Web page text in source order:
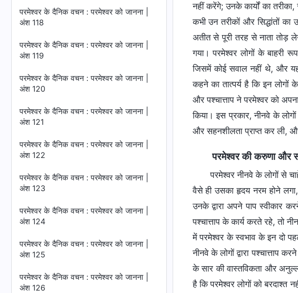
परमेश्वर के दैनिक वचन : परमेश्वर को जानना |
अंश 118
परमेश्वर के दैनिक वचन : परमेश्वर को जानना |
अंश 119
परमेश्वर के दैनिक वचन : परमेश्वर को जानना |
अंश 120
परमेश्वर के दैनिक वचन : परमेश्वर को जानना |
अंश 121
परमेश्वर के दैनिक वचन : परमेश्वर को जानना |
अंश 122
परमेश्वर के दैनिक वचन : परमेश्वर को जानना |
अंश 123
परमेश्वर के दैनिक वचन : परमेश्वर को जानना |
अंश 124
परमेश्वर के दैनिक वचन : परमेश्वर को जानना |
अंश 125
परमेश्वर के दैनिक वचन : परमेश्वर को जानना |
अंश 126
नहीं करेंगे; उनके कार्यों का
कभी उन तरीकों और सिद्धांतों
अतीत से पूरी तरह से नाता तोड़
गया। परमेश्वर लोगों के बाहरी
जिसमें कोई सवाल नहीं थे, और यह
कहने का तात्पर्य है कि इन
और पश्चात्ताप ने परमेश्वर को
किया। इस प्रकार, नीनवे के
और सहनशीलता प्राप्त कर ली,
परमेश्वर की करुणा और
परमेश्वर नीनवे के लोगों से
वैसे ही उसका हृदय नरम होने
उनके द्वारा अपने पाप स्वीकार
पश्चात्ताप के कार्य करते रहे, तो
में परमेश्वर के स्वभाव के इन दो
नीनवे के लोगों द्वारा पश्चात्ताप
के सार की वास्तविकता और
है कि परमेश्वर लोगों को बरदाश्त